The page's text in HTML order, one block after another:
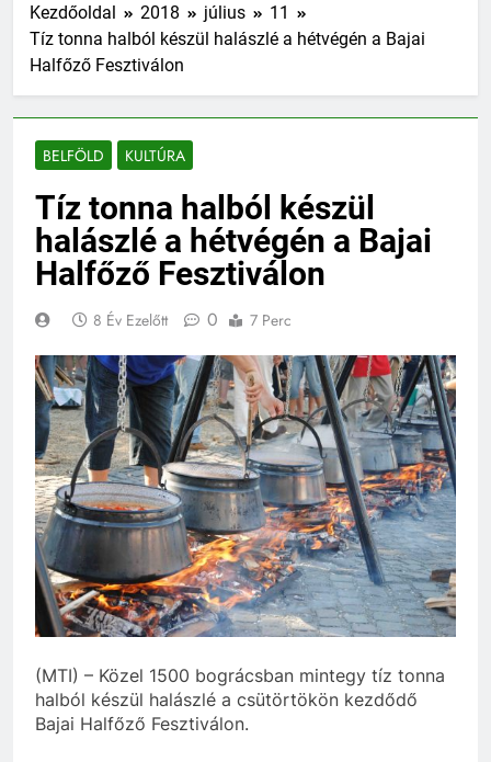
Kezdőoldal 2018 július
11
Tíz tonna halból készül halászlé a hétvégén a Bajai
Halfőző Fesztiválon
BELFÖLD KULTÚRA
Tíz tonna halból készül
halászlé a hétvégén a Bajai
Halfőző Fesztiválon
8 Év Ezelőtt 0 7 Perc
(MTI) – Közel 1500 bográcsban mintegy tíz tonna
halból készül halászlé a csütörtökön kezdődő
Bajai Halfőző Fesztiválon.